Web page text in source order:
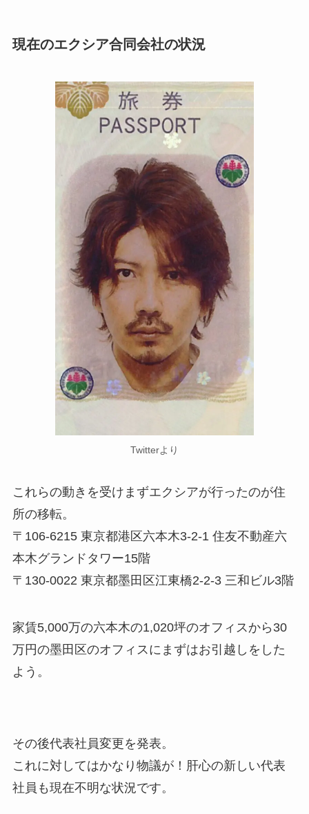
現在のエクシア合同会社の状況
Twitterより
これらの動きを受けまずエクシアが行ったのが住
所の移転。
〒106-6215 東京都港区六本木3-2-1 住友不動産六
本木グランドタワー15階
〒130-0022 東京都墨田区江東橋2-2-3 三和ビル3階
家賃5,000万の六本木の1,020坪のオフィスから30
万円の墨田区のオフィスにまずはお引越しをした
よう。
その後代表社員変更を発表。
これに対してはかなり物議が！肝心の新しい代表
社員も現在不明な状況です。